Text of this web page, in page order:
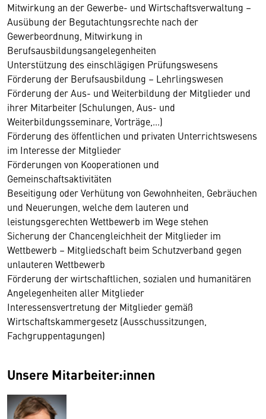
Mitwirkung an der Gewerbe- und Wirtschaftsverwaltung –
Ausübung der Begutachtungsrechte nach der
Gewerbeordnung, Mitwirkung in
Berufsausbildungsangelegenheiten
Unterstützung des einschlägigen Prüfungswesens
Förderung der Berufsausbildung – Lehrlingswesen
Förderung der Aus- und Weiterbildung der Mitglieder und
ihrer Mitarbeiter (Schulungen, Aus- und
Weiterbildungsseminare, Vorträge,...)
Förderung des öffentlichen und privaten Unterrichtswesens
im Interesse der Mitglieder
Förderungen von Kooperationen und
Gemeinschaftsaktivitäten
Beseitigung oder Verhütung von Gewohnheiten, Gebräuchen
und Neuerungen, welche dem lauteren und
leistungsgerechten Wettbewerb im Wege stehen
Sicherung der Chancengleichheit der Mitglieder im
Wettbewerb – Mitgliedschaft beim Schutzverband gegen
unlauteren Wettbewerb
Förderung der wirtschaftlichen, sozialen und humanitären
Angelegenheiten aller Mitglieder
Interessensvertretung der Mitglieder gemäß
Wirtschaftskammergesetz (Ausschussitzungen,
Fachgruppentagungen)
Unsere Mitarbeiter:innen